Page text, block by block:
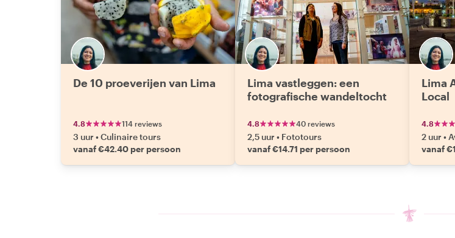
De 10 proeverijen van Lima
4.8 114 reviews
3 uur •Culinaire tours
vanaf €42.40 per persoon
Lima vastleggen: een
fotografische wandeltocht
4.8 40 reviews
2,5 uur • Fototours
vanaf €14.71 per persoon
Lima
Local
4.8
2 uur •
vanaf